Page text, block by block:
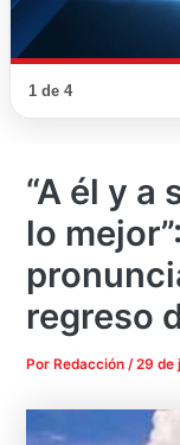
1 de 4
“A él y a
lo
regreso
Por Redacción/29 de